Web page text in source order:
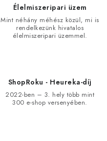
Élelmiszeripari üzem
Mint néhány méhész közül, mi is
rendelkezünk hivatalos
élelmiszeripari üzemmel.
ShopRoku - Heureka-díj
2022-ben – 3. hely több mint
300 e-shop versenyében.